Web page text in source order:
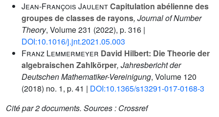
Jean-François JaulentCapitulation abélienne des
groupes de classes de rayons, Journal of Number
Theory, Volume 231 (2022), p. 316 |
DOI:10.1016/j.jnt.2021.05.003
Franz Lemmermeyer David Hilbert: Die Theorie der
algebraischen Zahlkörper, Jahresbericht der
Deutschen Mathematiker-Vereinigung, Volume 120
(2018) no. 1, p. 41 | DOI:10.1365/s13291-017-0168-3
Cité par2 documents. Sources : Crossref